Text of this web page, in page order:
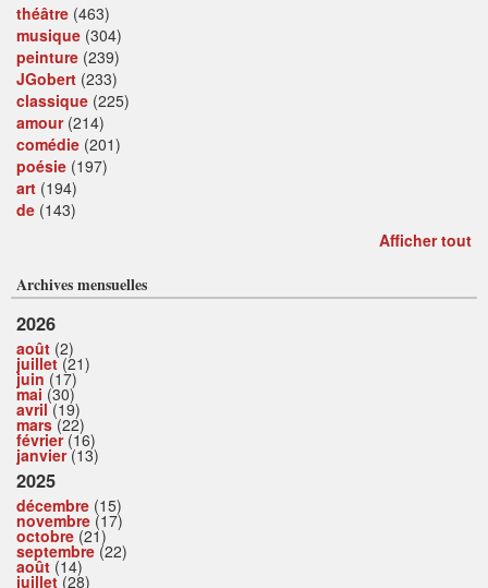
théâtre (463)
musique (304)
peinture (239)
JGobert (233)
classique (225)
amour(214)
comédie (201)
poésie (197)
art (194)
de (143)
Afficher tout
Archives mensuelles
2026
août (2)
juillet(21)
juin (17)
mai (30)
avril(19)
mars(22)
février(16)
janvier(13)
2025
décembre (15)
novembre (17)
octobre (21)
septembre (22)
août (14)
juillet(28)